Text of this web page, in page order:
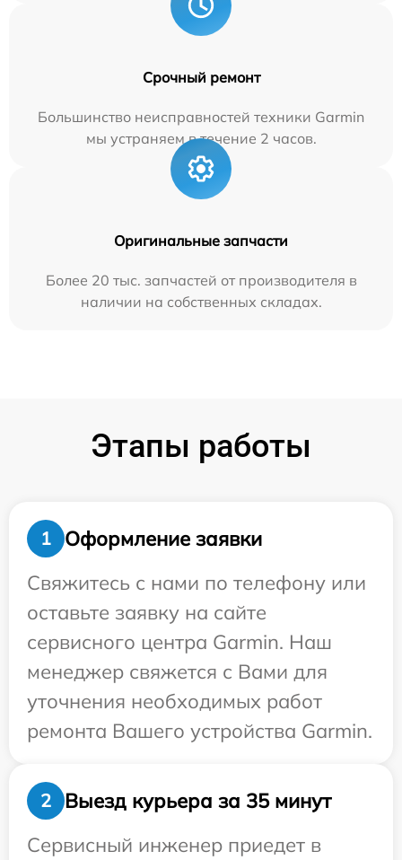
Срочный ремонт
Большинство неисправностей техники Garmin
мы устраняем в течение 2 часов.
Оригинальные запчасти
Более 20 тыс. запчастей от производителя в
наличии на собственных складах.
Этапы работы
1
Оформление заявки
Свяжитесь с нами по телефону или
оставьте заявку на сайте
сервисного центра Garmin. Наш
менеджер свяжется с Вами для
уточнения необходимых работ
ремонта Вашего устройства Garmin.
2
Выезд курьера за 35 минут
Сервисный инженер приедет в